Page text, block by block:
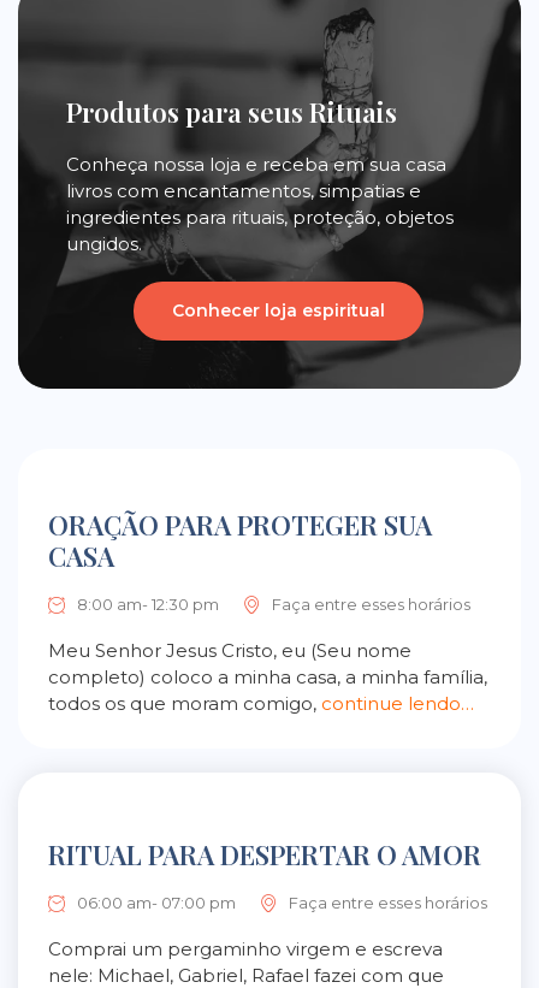
Produtos para seus Rituais
Conheça nossa loja e receba em sua casa
livros com encantamentos, simpatias e
ingredientes para rituais, proteção, objetos
ungidos.
Conhecer loja espiritual
ORAÇÃO PARA PROTEGER SUA
CASA
8:00 am- 12:30 pm Faça entre esses horários
Meu Senhor Jesus Cristo, eu (Seu nome
completo) coloco a minha casa, a minha família,
todos os que moram comigo, continue lendo…
RITUAL PARA DESPERTAR O AMOR
06:00 am- 07:00 pm Faça entre esses horários
Comprai um pergaminho virgem e escreva
nele: Michael, Gabriel, Rafael fazei com que